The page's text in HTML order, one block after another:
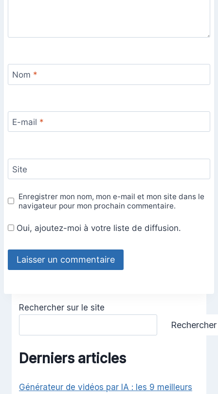
Nom *
E-mail *
Site
Enregistrer mon nom, mon e-mail et mon site dans le
navigateur pour mon prochain commentaire.
Oui, ajoutez-moi à votre liste de diffusion.
Rechercher sur le site
Rechercher
Derniers articles
Générateur de vidéos par IA : les 9 meilleurs